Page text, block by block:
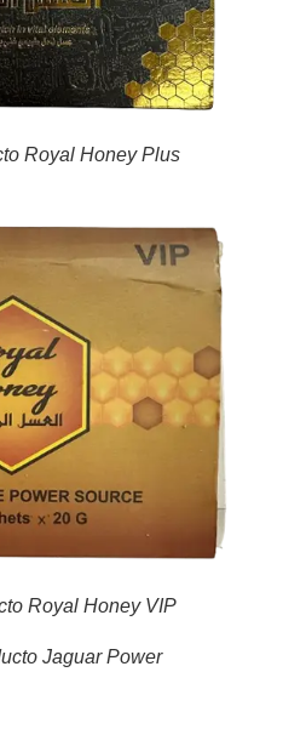
Royal Honey Plus
Royal Honey VIP
Jaguar Power